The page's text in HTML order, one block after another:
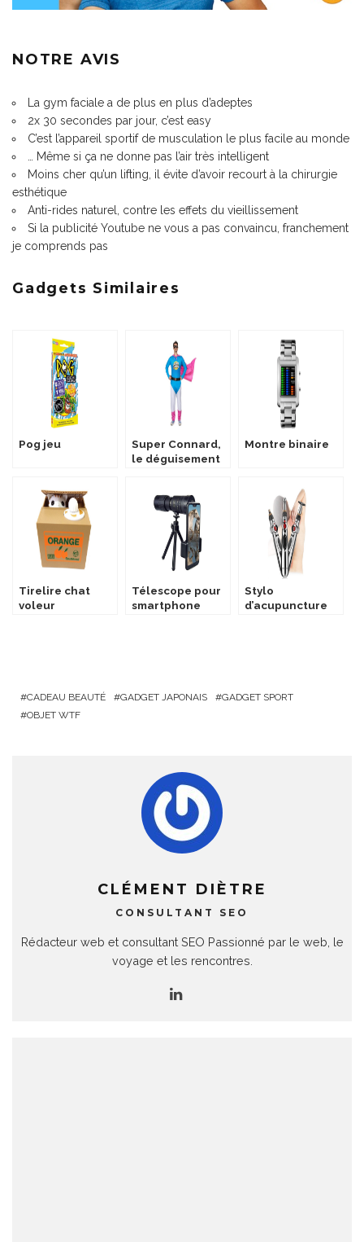
NOTRE AVIS
La gym faciale a de plus en plus d’adeptes
2x 30 secondes par jour, c’est easy
C’est l’appareil sportif de musculation le plus facile au monde
… Même si ça ne donne pas l’air très intelligent
Moins cher qu’un lifting, il évite d’avoir recourt à la chirurgie
esthétique
Anti-rides naturel, contre les effets du vieillissement
Si la publicité Youtube ne vous a pas convaincu, franchement
je comprends pas
Gadgets Similaires
Pog jeu
Super Connard,
le déguisement
Montre binaire
Tirelire chat
voleur
Télescope pour
smartphone
Stylo
d’acupuncture
CADEAU BEAUTÉ GADGET JAPONAIS
GADGET SPORT
OBJET WTF
CLÉMENT DIÈTRE
CONSULTANT SEO
Rédacteur web et consultant SEO Passionné par le web, le
voyage et les rencontres.